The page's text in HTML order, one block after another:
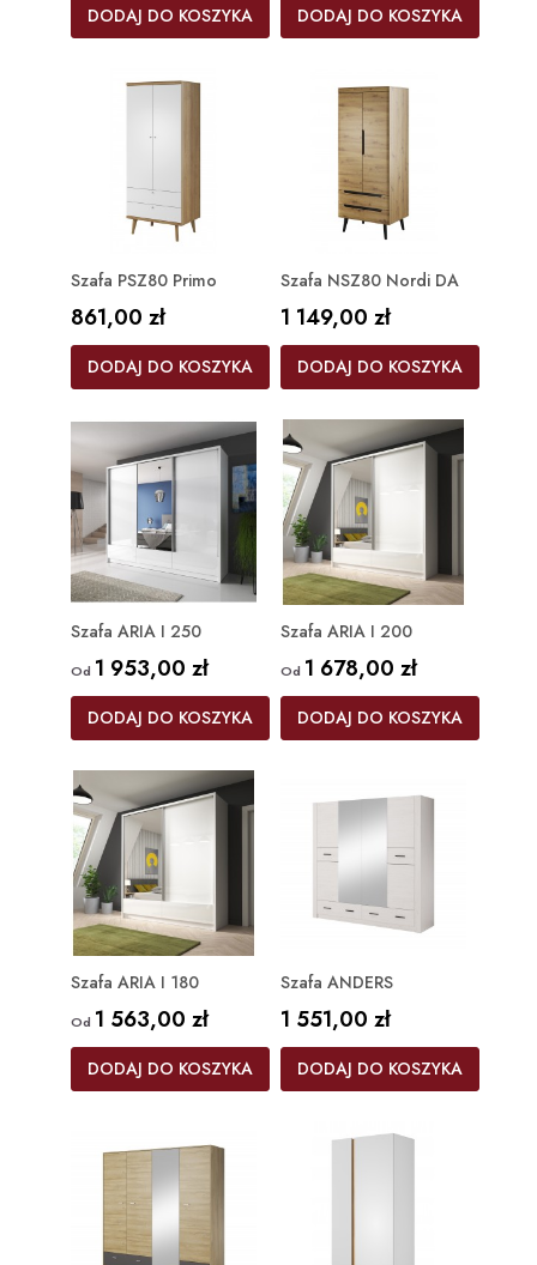
DODAJ DO KOSZYKA DODAJ DO KOSZYKA
Szafa PSZ80 Primo
Cena
861,00 zł
DODAJ DO KOSZYKA
Szafa NSZ80 Nordi DA
Cena
1 149,00 zł
DODAJ DO KOSZYKA
Szafa ARIA I 250
Od Cena
1 953,00 zł
DODAJ DO KOSZYKA
Szafa ARIA I 200
Od Cena
1 678,00 zł
DODAJ DO KOSZYKA
Szafa ARIA I 180
Od Cena
1 563,00 zł
DODAJ DO KOSZYKA
Szafa ANDERS
Cena
1 551,00 zł
DODAJ DO KOSZYKA